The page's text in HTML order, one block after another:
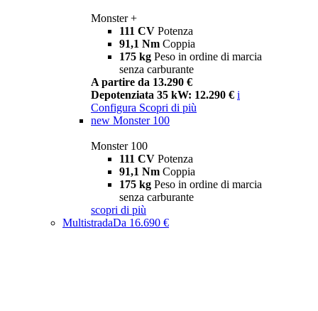
Monster +
111 CV Potenza
91,1 Nm Coppia
175 kg Peso in ordine di marcia
senza carburante
A partire da 13.290 €
Depotenziata 35 kW: 12.290 € i
Configura Scopri di più
new Monster 100
Monster 100
111 CV Potenza
91,1 Nm Coppia
175 kg Peso in ordine di marcia
senza carburante
scopri di più
MultistradaDa 16.690 €